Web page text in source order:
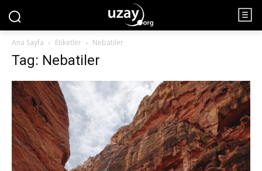
Ana Sayfa Etiketler Nebatiler
Tag: Nebatiler